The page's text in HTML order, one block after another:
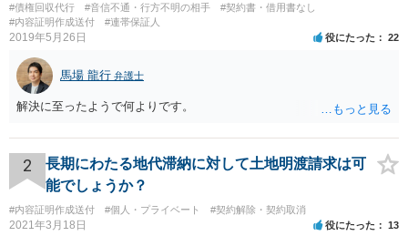
#債権回収代行 #音信不通・行方不明の相手
#契約書・借用書なし
#内容証明作成送付
#連帯保証人
2019年5月26日 役にたった 22
馬場 龍行 弁護士
解決に至ったようで何よりです。
2
長期にわたる地代滞納に対して土地明渡請求は可
能でしょうか？
#内容証明作成送付 #個人・プライベート #契約解除・契約取消
2021年3月18日 役にたった 13